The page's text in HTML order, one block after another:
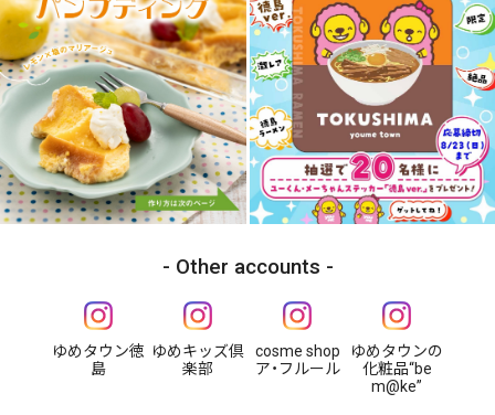
Other accounts
ゆめタウン徳
島
ゆめキッズ倶
楽部
cosme shop
ア・フルール
ゆめタウンの
化粧品“be
m@ke”